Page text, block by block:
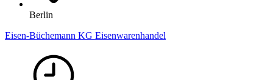
Berlin
Eisen-Büchemann KG Eisenwarenhandel